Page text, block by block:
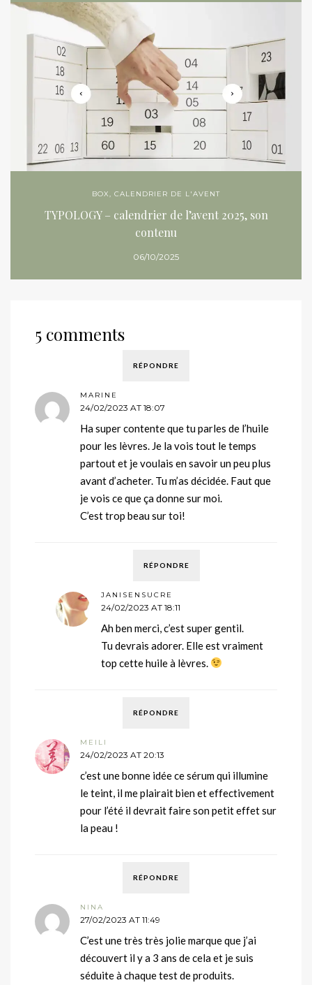
BOX, CALENDRIER DE L'AVENT
TYPOLOGY – calendrier de l’avent 2025, son
contenu
06/10/2025
5 comments
RÉPONDRE
MARINE
24/02/2023 AT 18:07
Ha super contente que tu parles de l’huile
pour les lèvres. Je la vois tout le temps
partout et je voulais en savoir un peu plus
avant d’acheter. Tu m’as décidée. Faut que
je vois ce que ça donne sur moi.
C’est trop beau sur toi!
RÉPONDRE
JANISENSUCRE
24/02/2023 AT 18:11
Ah ben merci, c’est super gentil.
Tu devrais adorer. Elle est vraiment
top cette huile à lèvres.
RÉPONDRE
MEILI
24/02/2023 AT 20:13
c’est une bonne idée ce sérum qui illumine
le teint, il me plairait bien et effectivement
pour l’été il devrait faire son petit effet sur
la peau !
RÉPONDRE
NINA
27/02/2023 AT 11:49
C’est une très très jolie marque que j’ai
découvert il y a 3 ans de cela et je suis
séduite à chaque test de produits.